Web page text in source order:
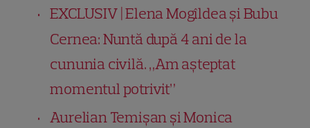
EXCLUSIV | Elena Mogîldea și Bubu
Cernea: Nuntă după 4 ani de la
cununia civilă. „Am așteptat
momentul potrivit”
Aurelian Temișan și Monica